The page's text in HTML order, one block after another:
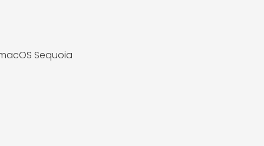
Sequoia